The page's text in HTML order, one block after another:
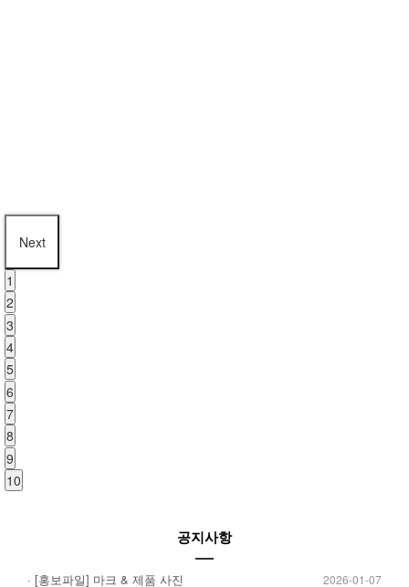
Next
1
2
3
4
5
6
7
8
9
10
공지사항
· [홍보파일] 마크 & 제품 사진 2026-01-07